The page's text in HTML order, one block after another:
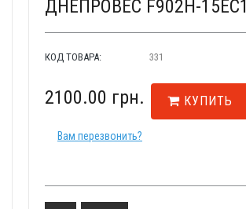
ДНЕПРОВЕС F902H-15EC1
КОД ТОВАРА: 331
2100.00 грн. КУПИТЬ
Вам перезвонить?